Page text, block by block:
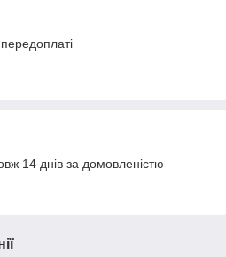
14 днів за домовленістю